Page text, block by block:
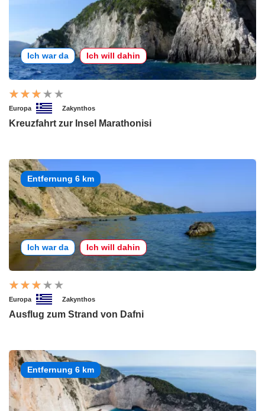
Ich war da Ich will dahin
Europa Zakynthos
Kreuzfahrt zur Insel Marathonisi
Entfernung 6 km
Ich war da Ich will dahin
Europa Zakynthos
Ausflug zum Strand von Dafni
Entfernung 6 km